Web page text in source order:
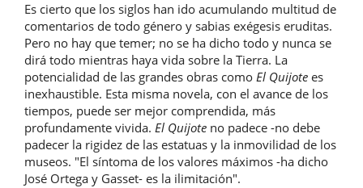
Es cierto que los siglos han ido acumulando multitud de
comentarios de todo género y sabias exégesis eruditas.
Pero no hay que temer; no se ha dicho todo y nunca se
dirá todo mientras haya vida sobre la Tierra. La
potencialidad de las grandes obras como El Quijote es
inexhaustible. Esta misma novela, con el avance de los
tiempos, puede ser mejor comprendida, más
profundamente vivida. El Quijote no padece -no debe
padecer la rigidez de las estatuas y la inmovilidad de los
museos. "El síntoma de los valores máximos -ha dicho
José Ortega y Gasset- es la ilimitación".